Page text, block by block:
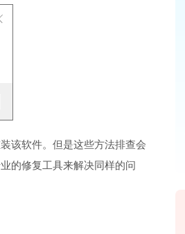
该软件。但是这些方法排查会
的修复工具来解决同样的问